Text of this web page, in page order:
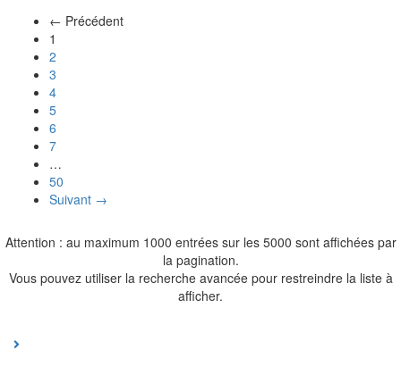
← Précédent
1
2
3
4
5
6
7
…
50
Suivant →
Attention : au maximum 1000 entrées sur les 5000 sont affichées par
la pagination.
Vous pouvez utiliser la recherche avancée pour restreindre la liste à
afficher.